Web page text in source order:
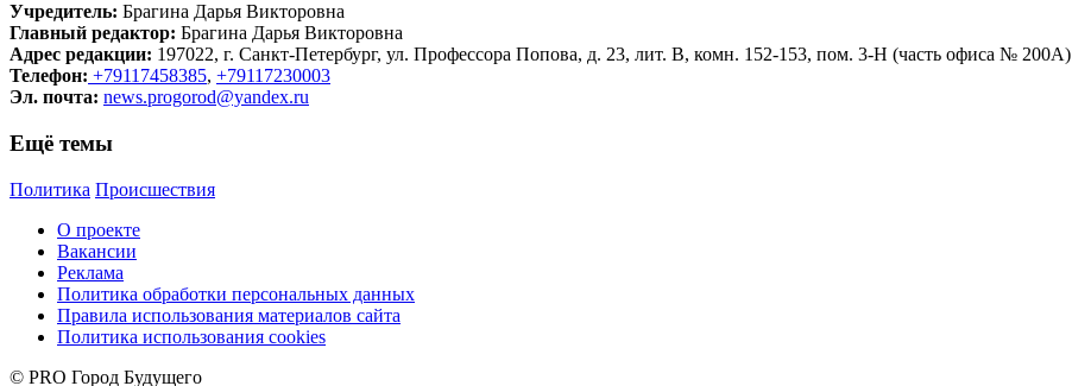
Учредитель: Брагина Дарья Викторовна
Главный редактор: Брагина Дарья Викторовна
Адрес редакции: 197022, г. Санкт-Петербург, ул. Профессора Попова, д. 23, лит. В, комн. 152-153, пом. 3-Н (часть офиса № 200А)
Телефон: +79117458385, +79117230003
Эл. почта: news.progorod@yandex.ru
Ещё темы
Политика Происшествия
О проекте
Вакансии
Реклама
Политика обработки персональных данных
Правила использования материалов сайта
Политика использования cookies
© PRO Город Будущего